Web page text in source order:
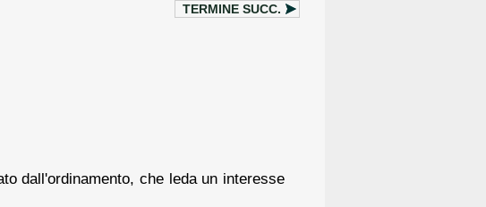
TERMINE SUCC.
dall'ordinamento, che leda un interesse